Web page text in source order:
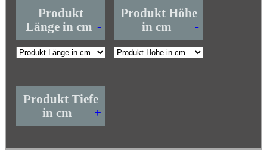
Produkt
Länge in cm -
Produkt Höhe
in cm
-
Produkt Tiefe
in cm
+